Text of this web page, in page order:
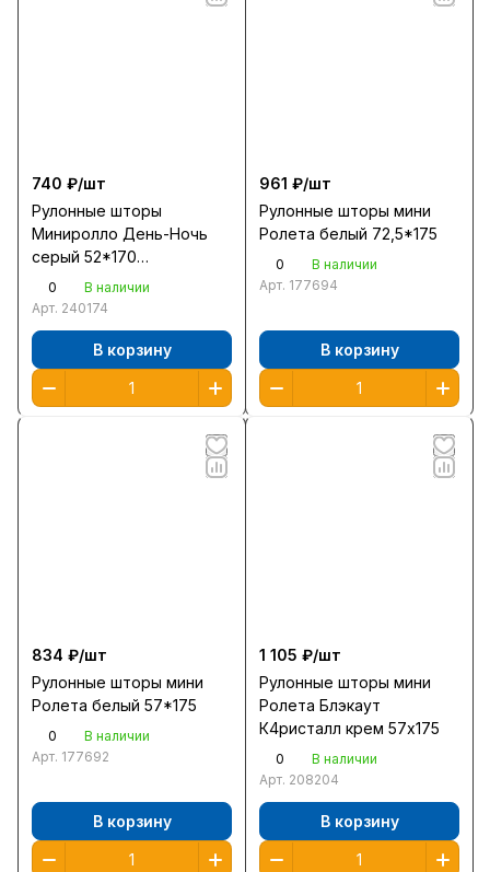
740 ₽/шт
Рулонные шторы
Миниролло День-Ночь
серый 52*170
/400507052/
0
В наличии
Арт. 240174
В корзину
961 ₽/шт
Рулонные шторы мини
Ролета белый 72,5*175
0
В наличии
Арт. 177694
В корзину
834 ₽/шт
Рулонные шторы мини
Ролета белый 57*175
0
В наличии
Арт. 177692
В корзину
1 105 ₽/шт
Рулонные шторы мини
Ролета Блэкаут
К4ристалл крем 57х175
0
В наличии
Арт. 208204
В корзину